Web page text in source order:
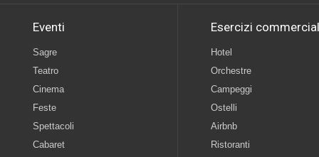
Eventi
Sagre
Teatro
Cinema
Feste
Spettacoli
Cabaret
Esercizi
Hotel
Orchestre
Campeggi
Ostelli
Airbnb
Ristoranti